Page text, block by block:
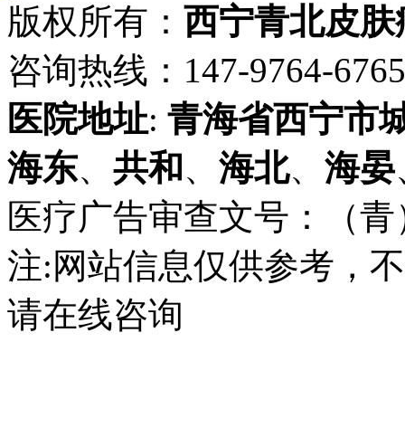
版权所有： 西宁青北皮肤
咨询热线：147-9764-
医院地址: 青海省西宁市
海东、 共和 、 海北、 海晏
医疗广告审查文号：（
注:网站信息仅供参考，
请在线咨询